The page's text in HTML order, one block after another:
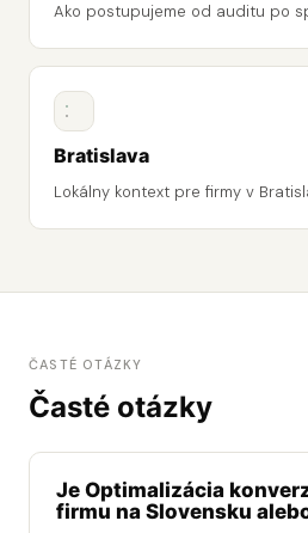
Ako postupujeme od auditu po
Bratislava
Lokálny kontext pre firmy v
ČASTÉ OTÁZKY
Časté otázky
Je Optimalizácia
firmu na Slovensku